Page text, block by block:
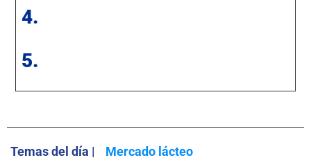
4.
5.
Temas del día |
Mercado lácteo